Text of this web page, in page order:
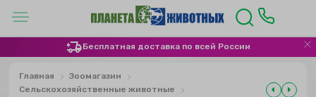
Бесплатная доставка по всей России
Главная
Зоомагазин
Сельскохозяйственные животные